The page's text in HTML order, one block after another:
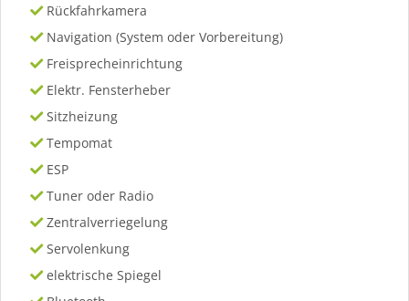
Rückfahrkamera
Navigation (System oder Vorbereitung)
Freisprecheinrichtung
Elektr. Fensterheber
Sitzheizung
Tempomat
ESP
Tuner oder Radio
Zentralverriegelung
Servolenkung
elektrische Spiegel